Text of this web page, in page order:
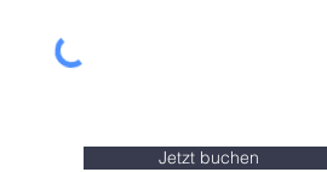
Jetzt buchen